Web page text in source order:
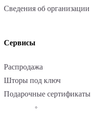
Сведения об организации
Сервисы
Распродажа
Шторы под ключ
Подарочные сертификаты